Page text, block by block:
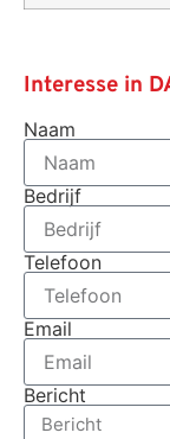
Interesse in
Naam
Bedrijf
Telefoon
Email
Bericht